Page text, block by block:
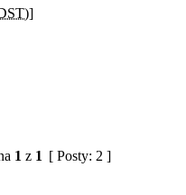
]
1 z 1 [ Posty: 2 ]